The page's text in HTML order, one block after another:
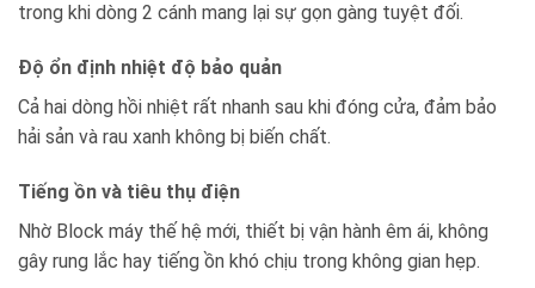
trong khi dòng 2 cánh mang lại sự gọn gàng tuyệt đối.
Độ ổn định nhiệt độ bảo quản
Cả hai dòng hồi nhiệt rất nhanh sau khi đóng cửa, đảm bảo
hải sản và rau xanh không bị biến chất.
Tiếng ồn và tiêu thụ điện
Nhờ Block máy thế hệ mới, thiết bị vận hành êm ái, không
gây rung lắc hay tiếng ồn khó chịu trong không gian hẹp.